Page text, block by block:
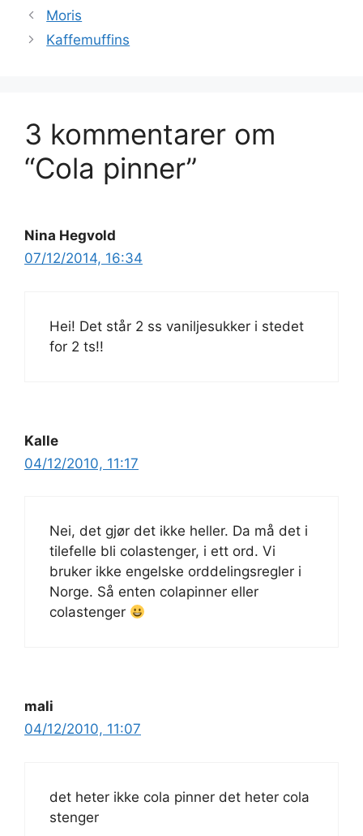
Moris
Kaffemuffins
3 kommentarer om
“Cola pinner”
Nina Hegvold
07/12/2014, 16:34
Hei! Det står 2 ss vaniljesukker i stedet
for 2 ts!!
Kalle
04/12/2010, 11:17
Nei, det gjør det ikke heller. Da må det i
tilefelle bli colastenger, i ett ord. Vi
bruker ikke engelske orddelingsregler i
Norge. Så enten colapinner eller
colastenger
mali
04/12/2010, 11:07
det heter ikke cola pinner det heter cola
stenger